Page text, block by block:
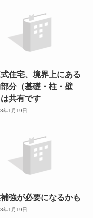
住宅、境界上にある
分（基礎・柱・壁
共有です
年1月19日
強が必要になるかも
年1月19日